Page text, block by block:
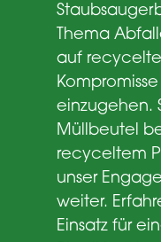
Thema
auf recycelte
einzugehen.
Müllbeutel
recyceltem
unser
weiter.
Einsatz für